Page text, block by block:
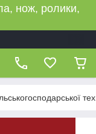
нож, ролики,